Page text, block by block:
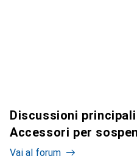
Discussioni
Accessori per
Vai al forum